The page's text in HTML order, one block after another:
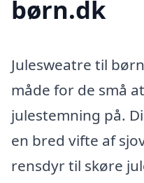
børn.dk
Julesweatre til
måde for de små
julestemning på.
en bred vifte af
rensdyr til skøre